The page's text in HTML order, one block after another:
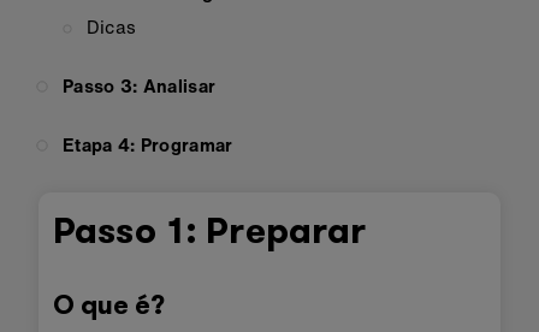
Dicas
Passo 3: Analisar
Etapa 4: Programar
Passo 1: Preparar
O que é?